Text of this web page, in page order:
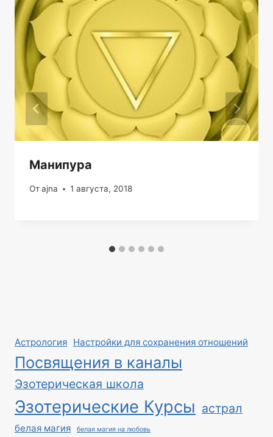
Манипура
Отajna 1 августа, 2018
Астрология Настройки для сохранения отношений
Посвящения в каналы
Эзотерическая школа
Эзотерические Курсы астрал
белая магия белая магия на любовь